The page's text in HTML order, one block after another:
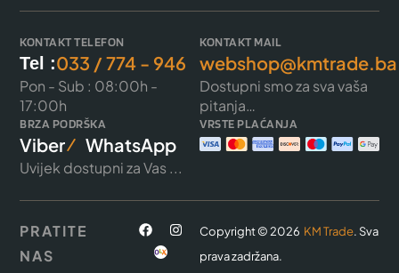
KONTAKT TELEFON
Tel :033 / 774 - 946
Pon - Sub : 08:00h -
17:00h
KONTAKT MAIL
webshop@kmtrade.ba
Dostupni smo za sva vaša
pitanja…
BRZA PODRŠKA
Viber WhatsApp
Uvijek dostupni za Vas ...
VRSTE PLAĆANJA
Copyright © 2026 KM Trade. Sva
prava zadržana.
PRATITE
NAS